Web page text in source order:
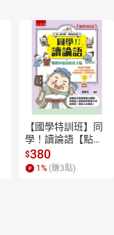
【國學特訓班】同
學！讀論語【點閱
率最高的孔子篇】
逗趣的文配圖情境
式講解，學習聖人
$380
1 % (賺3點)